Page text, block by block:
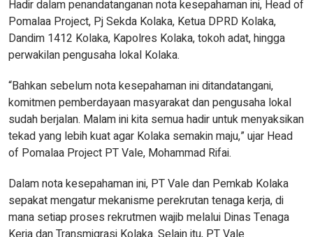
Hadir dalam penandatanganan nota kesepahaman ini, Head of
Pomalaa Project, Pj Sekda Kolaka, Ketua DPRD Kolaka,
Dandim 1412 Kolaka, Kapolres Kolaka, tokoh adat, hingga
perwakilan pengusaha lokal Kolaka.
“Bahkan sebelum nota kesepahaman ini ditandatangani,
komitmen pemberdayaan masyarakat dan pengusaha lokal
sudah berjalan. Malam ini kita semua hadir untuk menyaksikan
tekad yang lebih kuat agar Kolaka semakin maju,” ujar Head
of Pomalaa Project PT Vale, Mohammad Rifai.
Dalam nota kesepahaman ini, PT Vale dan Pemkab Kolaka
sepakat mengatur mekanisme perekrutan tenaga kerja, di
mana setiap proses rekrutmen wajib melalui Dinas Tenaga